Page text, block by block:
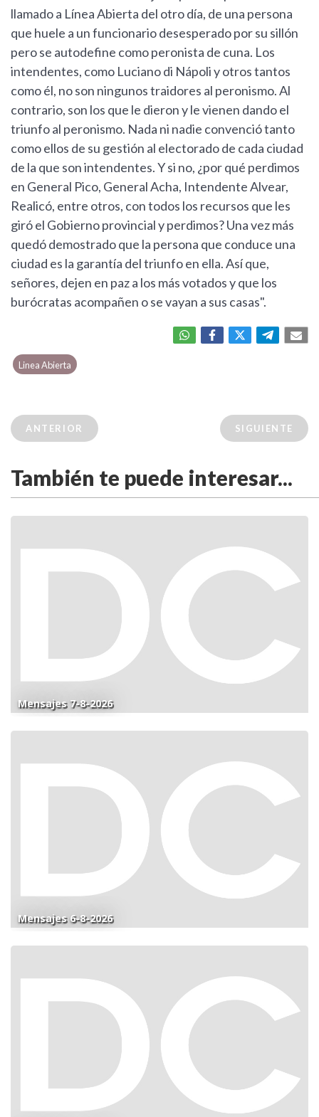
llamado a Línea Abierta del otro día, de una persona
que huele a un funcionario desesperado por su sillón
pero se autodefine como peronista de cuna. Los
intendentes, como Luciano di Nápoli y otros tantos
como él, no son ningunos traidores al peronismo. Al
contrario, son los que le dieron y le vienen dando el
triunfo al peronismo. Nada ni nadie convenció tanto
como ellos de su gestión al electorado de cada ciudad
de la que son intendentes. Y si no, ¿por qué perdimos
en General Pico, General Acha, Intendente Alvear,
Realicó, entre otros, con todos los recursos que les
giró el Gobierno provincial y perdimos? Una vez más
quedó demostrado que la persona que conduce una
ciudad es la garantía del triunfo en ella. Así que,
señores, dejen en paz a los más votados y que los
burócratas acompañen o se vayan a sus casas".
Linea Abierta
ANTERIOR SIGUIENTE
También te puede interesar...
Mensajes 7-8-2026
Mensajes 6-8-2026